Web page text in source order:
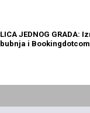
LICA JEDNOG GRADA:
bubnja i